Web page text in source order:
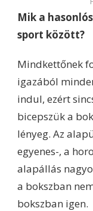
Mik a
sport között?
Mindkettőnek
igazából
indul, ezért
bicepszük a
lényeg. Az
egyenes-, a
alapállás
a bokszban
bokszban igen.